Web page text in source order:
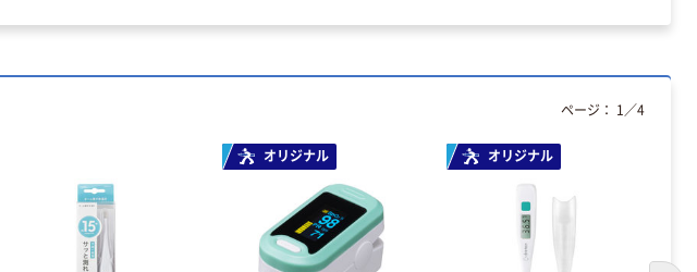
オリジナル オリジナル
ページ： 1 ／4